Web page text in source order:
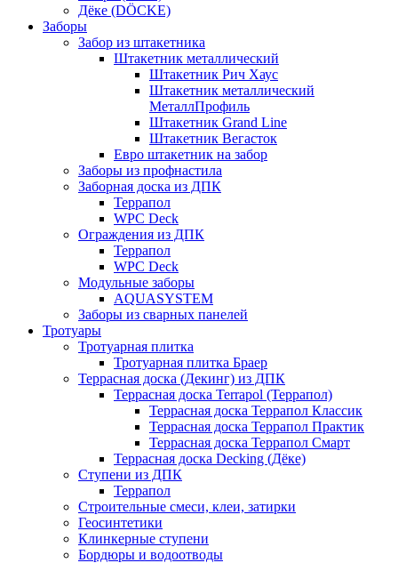
Дёке (DÖCKE)
Заборы
Забор из штакетника
Штакетник металлический
Штакетник Рич Хаус
Штакетник металлический
МеталлПрофиль
Штакетник Grand Line
Штакетник Вегасток
Евро штакетник на забор
Заборы из профнастила
Заборная доска из ДПК
Террапол
WPC Deck
Ограждения из ДПК
Террапол
WPC Deck
Модульные заборы
AQUASYSTEM
Заборы из сварных панелей
Тротуары
Тротуарная плитка
Тротуарная плитка Браер
Террасная доска (Декинг) из ДПК
Террасная доска Terrapol (Террапол)
Террасная доска Террапол Классик
Террасная доска Террапол Практик
Террасная доска Террапол Смарт
Террасная доска Decking (Дёке)
Ступени из ДПК
Террапол
Строительные смеси, клеи, затирки
Геосинтетики
Клинкерные ступени
Бордюры и водоотводы